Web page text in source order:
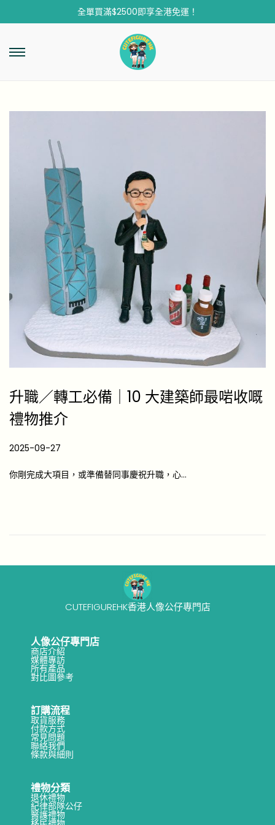
全單買滿$2500即享全港免運！
升職／轉工必備｜10 大建築師最啱收嘅
禮物推介
P
s
n
2025-09-27
2
-
7
你剛完成大項目，或準備替同事慶祝升職，心…
CUTEFIGUREHK香港人像公仔專門店
人像公仔專門店
商店介紹
媒體專訪
所有產品
對比圖參考
訂購流程
取貨服務
付款方式
常見問題
聯絡我們
條款與細則
禮物分類
退休禮物
紀律部隊公仔
醫護禮物